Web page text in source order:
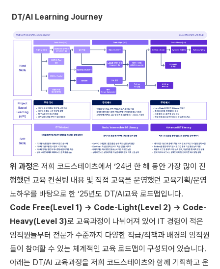
DT/AI Learning Journey
위 과정은 저희 코드스테이츠에서 ‘24년 한 해 동안 가장 많이 진
행했던 교육 컨설팅 내용 및 직접 교육을 운영했던 교육기획/운영
노하우를 바탕으로 한 ‘25년도 DT/AI교육 로드맵입니다.
Code Free(Level 1) → Code-Light(Level 2) → Code-
Heavy(Level 3)로 교육과정이 나뉘어져 있어 IT 경험이 적은
임직원들부터 전문가 수준까지 다양한 직급/직책과 배경의 임직원
들이 참여할 수 있는 체계적인 교육 로드맵이 구성되어 있습니다.
아래는 DT/AI 교육과정을 저희 코드스테이츠와 함께 기획하고 운